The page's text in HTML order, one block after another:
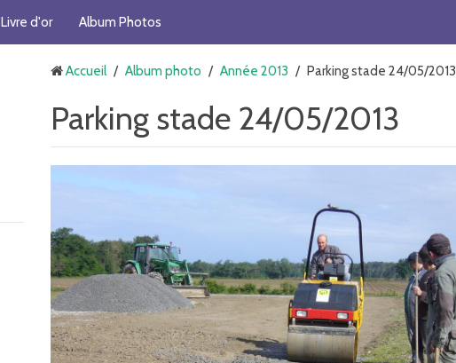
Livre d'or Album Photos
Accueil / Album photo / Année 2013 / Parking stade 24/05/2013
Parking stade 24/05/2013